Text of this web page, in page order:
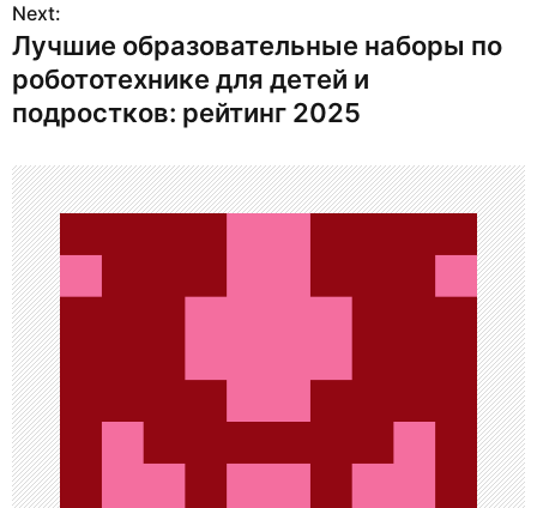
и
г
а
ц
и
я
п
о
з
а
п
Next:
Лучшие образовательные наборы по
робототехнике для детей и
подростков: рейтинг 2025